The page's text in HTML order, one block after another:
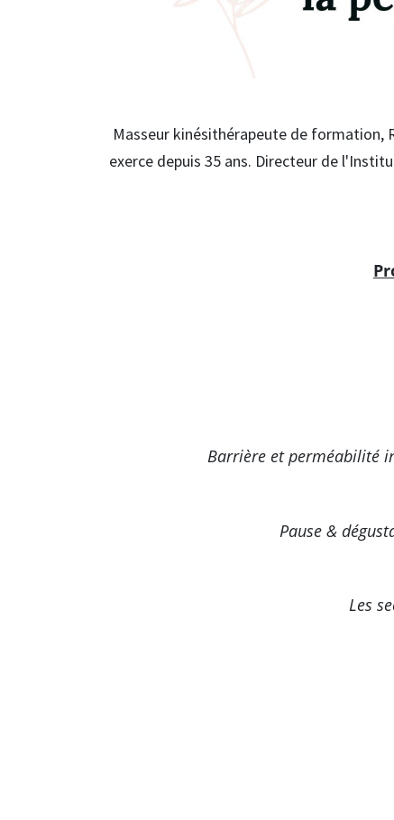
Masseur kinésithérapeute de formation,
exerce depuis 35 ans. Directeur de
Barrière et perméabilité
Pause &
Les